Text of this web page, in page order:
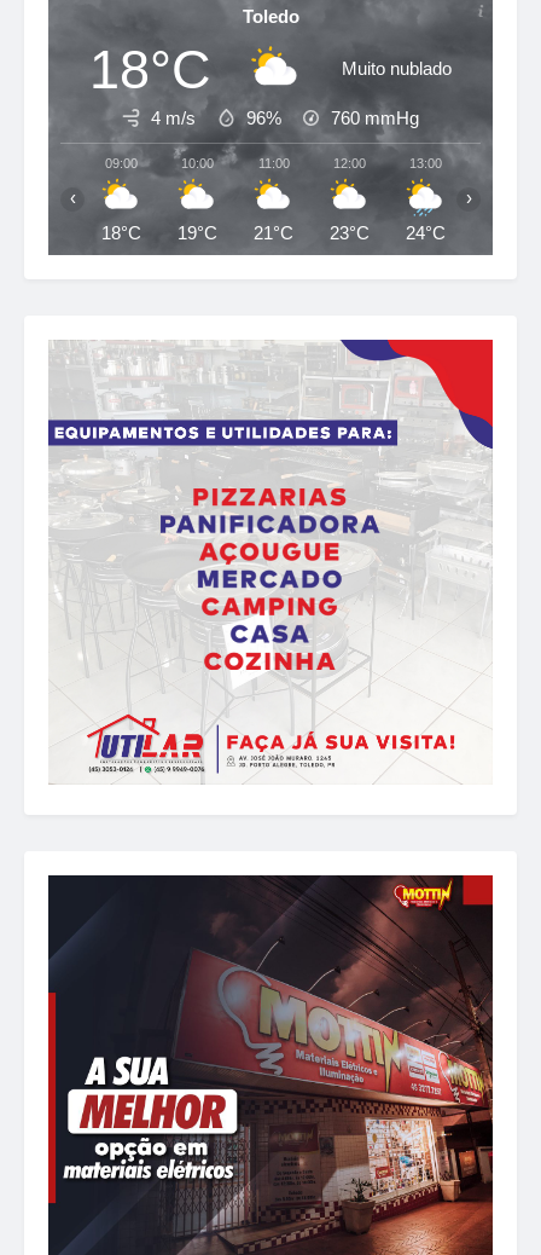
Toledo
18°C Muito nublado
4 m/s 96% 760 mmHg
09:00
18°C
10:00
19°C
11:00
21°C
12:00
23°C
13:00
24°C
‹ ›